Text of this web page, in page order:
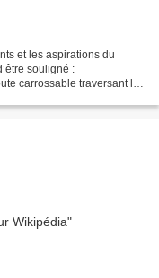
et les aspirations du
souligné :
carrossable traversant les